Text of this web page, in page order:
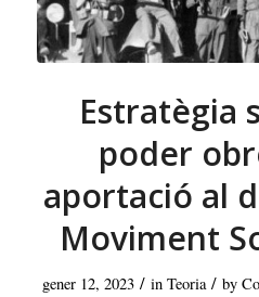
Estratègia
poder
aportació al
Moviment
gener 12, 2023 / in Teoria / by